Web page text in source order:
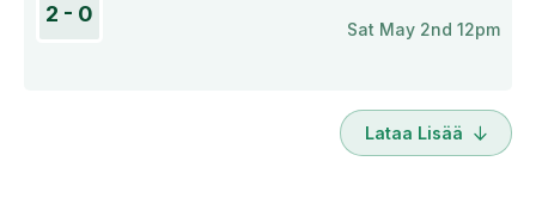
2 - 0
Sat May 2nd 12pm
Lataa Lisää